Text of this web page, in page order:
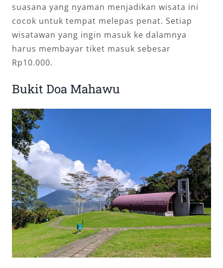
suasana yang nyaman menjadikan wisata ini
cocok untuk tempat melepas penat. Setiap
wisatawan yang ingin masuk ke dalamnya
harus membayar tiket masuk sebesar
Rp10.000.
Bukit Doa Mahawu